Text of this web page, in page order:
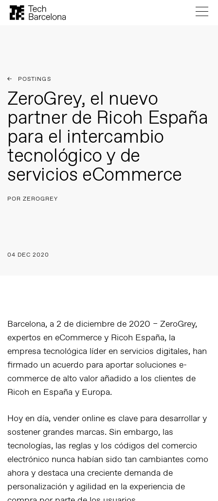
POSTINGS
ZeroGrey, el nuevo
partner de Ricoh España
para el intercambio
tecnológico y de
servicios eCommerce
POR ZEROGREY
04 DEC 2020
Barcelona, a 2 de diciembre de 2020 – ZeroGrey,
expertos en eCommerce y Ricoh España, la
empresa tecnológica líder en servicios digitales, han
firmado un acuerdo para aportar soluciones e-
commerce de alto valor añadido a los clientes de
Ricoh en España y Europa.
Hoy en día, vender online es clave para desarrollar y
sostener grandes marcas. Sin embargo, las
tecnologías, las reglas y los códigos del comercio
electrónico nunca habían sido tan cambiantes como
ahora y destaca una creciente demanda de
personalización y agilidad en la experiencia de